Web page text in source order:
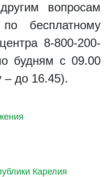
Карелия
вопросам
бесплатному
8-800-200-
будням с 09.00
– до 16.45).